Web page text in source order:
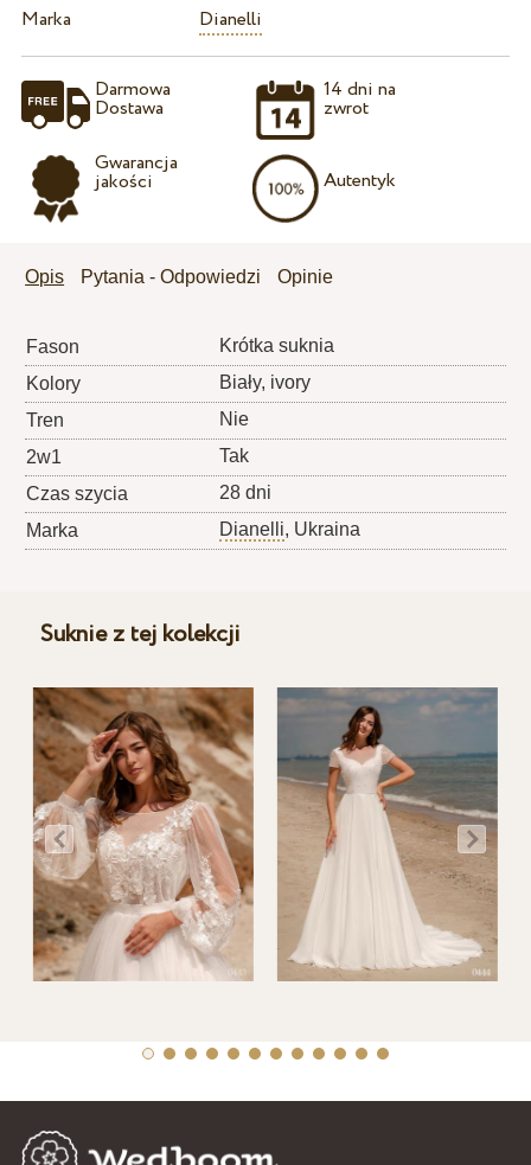
Marka
Dianelli
Darmowa
Dostawa
Gwarancja
jakości
14 dni na
zwrot
Autentyk
Opis Pytania - Odpowiedzi Opinie
Fason
Krótka suknia
Kolory
Biały, ivory
Tren
Nie
2w1
Tak
Czas szycia
28 dni
Marka
Dianelli, Ukraina
Suknie z tej kolekcji